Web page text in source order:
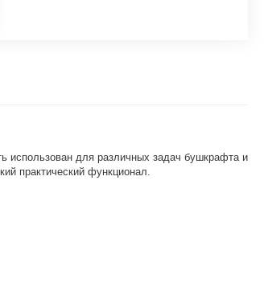
использован для различных задач бушкрафта и
практический функционал.